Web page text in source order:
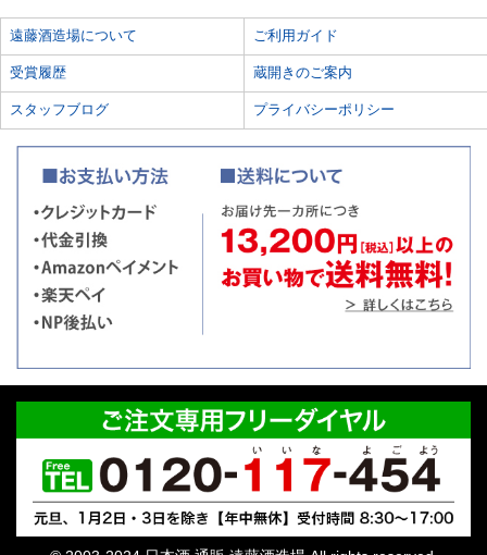
遠藤酒造場について ご利用ガイド
受賞履歴 蔵開きのご案内
スタッフブログ プライバシーポリシー